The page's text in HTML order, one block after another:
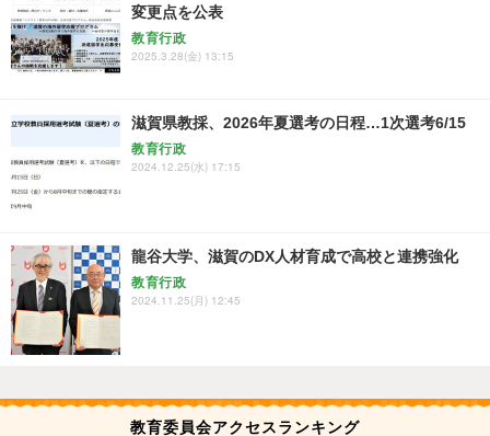
変更点を公表
教育行政
2025.3.28(金) 13:15
滋賀県教採、2026年夏選考の日程…1次選考6/15
教育行政
2024.12.25(水) 17:15
龍谷大学、滋賀のDX人材育成で高校と連携強化
教育行政
2024.11.25(月) 12:45
教育委員会アクセスランキング